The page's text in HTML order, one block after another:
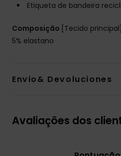
Etiqueta de bandeira
Composição [Tecido
5% elastano
Envio& Devoluciones
Avaliações dos